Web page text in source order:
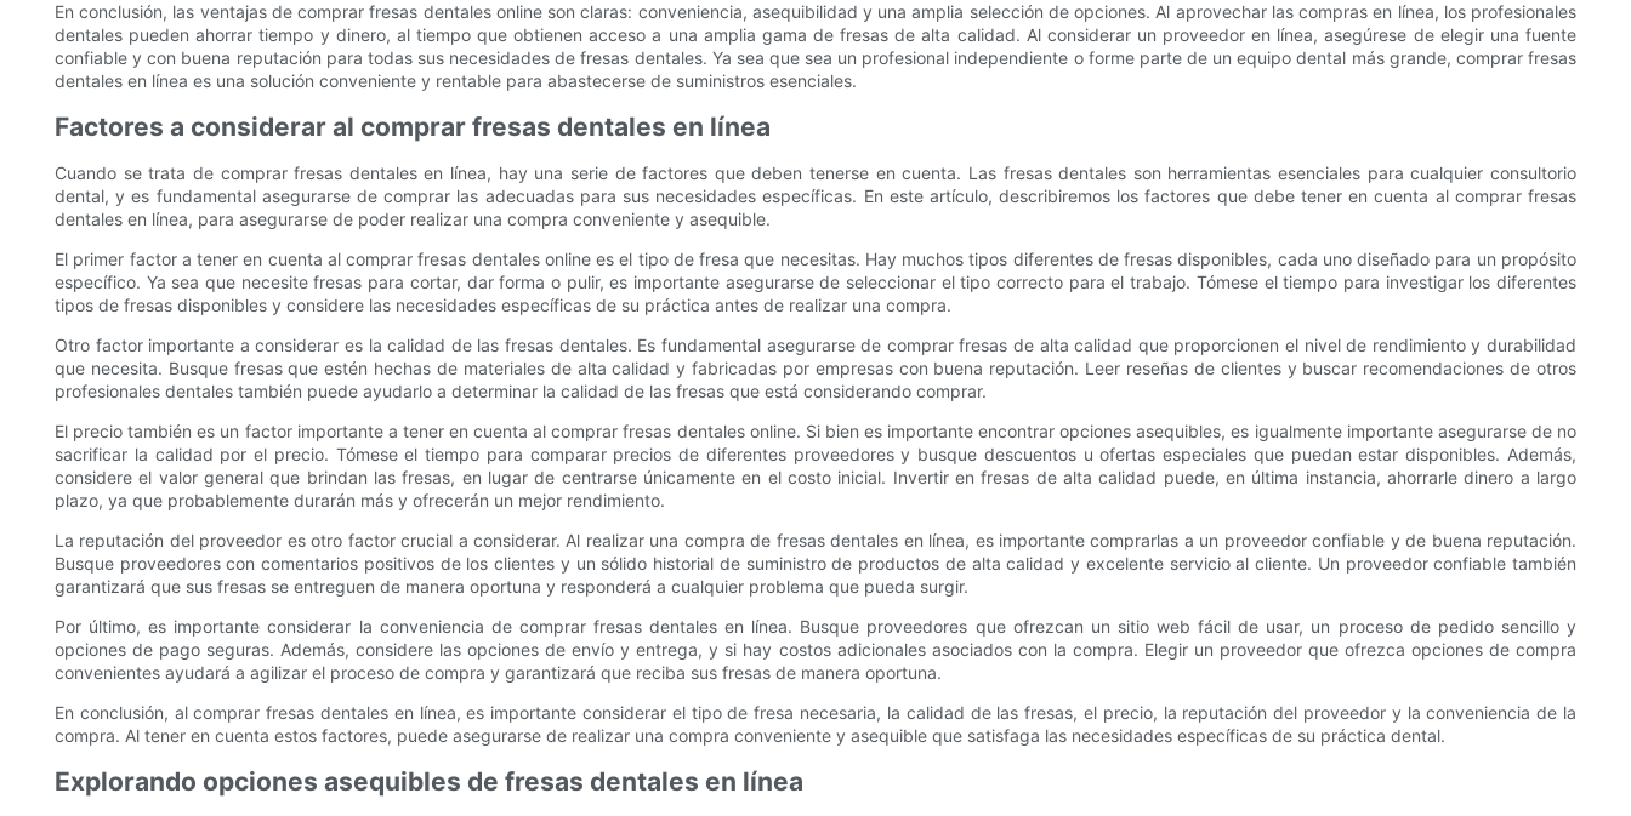
En conclusión, las ventajas de comprar fresas dentales online son claras: conveniencia, asequibilidad y una amplia selección de opciones. Al aprovechar las compras en línea, los profesionales
dentales pueden ahorrar tiempo y dinero, al tiempo que obtienen acceso a una amplia gama de fresas de alta calidad. Al considerar un proveedor en línea, asegúrese de elegir una fuente
confiable y con buena reputación para todas sus necesidades de fresas dentales. Ya sea que sea un profesional independiente o forme parte de un equipo dental más grande, comprar fresas
dentales en línea es una solución conveniente y rentable para abastecerse de suministros esenciales.
Factores a considerar al comprar fresas dentales en línea
Cuando se trata de comprar fresas dentales en línea, hay una serie de factores que deben tenerse en cuenta. Las fresas dentales son herramientas esenciales para cualquier consultorio
dental, y es fundamental asegurarse de comprar las adecuadas para sus necesidades específicas. En este artículo, describiremos los factores que debe tener en cuenta al comprar fresas
dentales en línea, para asegurarse de poder realizar una compra conveniente y asequible.
El primer factor a tener en cuenta al comprar fresas dentales online es el tipo de fresa que necesitas. Hay muchos tipos diferentes de fresas disponibles, cada uno diseñado para un propósito
específico. Ya sea que necesite fresas para cortar, dar forma o pulir, es importante asegurarse de seleccionar el tipo correcto para el trabajo. Tómese el tiempo para investigar los diferentes
tipos de fresas disponibles y considere las necesidades específicas de su práctica antes de realizar una compra.
Otro factor importante a considerar es la calidad de las fresas dentales. Es fundamental asegurarse de comprar fresas de alta calidad que proporcionen el nivel de rendimiento y durabilidad
que necesita. Busque fresas que estén hechas de materiales de alta calidad y fabricadas por empresas con buena reputación. Leer reseñas de clientes y buscar recomendaciones de otros
profesionales dentales también puede ayudarlo a determinar la calidad de las fresas que está considerando comprar.
El precio también es un factor importante a tener en cuenta al comprar fresas dentales online. Si bien es importante encontrar opciones asequibles, es igualmente importante asegurarse de no
sacrificar la calidad por el precio. Tómese el tiempo para comparar precios de diferentes proveedores y busque descuentos u ofertas especiales que puedan estar disponibles. Además,
considere el valor general que brindan las fresas, en lugar de centrarse únicamente en el costo inicial. Invertir en fresas de alta calidad puede, en última instancia, ahorrarle dinero a largo
plazo, ya que probablemente durarán más y ofrecerán un mejor rendimiento.
La reputación del proveedor es otro factor crucial a considerar. Al realizar una compra de fresas dentales en línea, es importante comprarlas a un proveedor confiable y de buena reputación.
Busque proveedores con comentarios positivos de los clientes y un sólido historial de suministro de productos de alta calidad y excelente servicio al cliente. Un proveedor confiable también
garantizará que sus fresas se entreguen de manera oportuna y responderá a cualquier problema que pueda surgir.
Por último, es importante considerar la conveniencia de comprar fresas dentales en línea. Busque proveedores que ofrezcan un sitio web fácil de usar, un proceso de pedido sencillo y
opciones de pago seguras. Además, considere las opciones de envío y entrega, y si hay costos adicionales asociados con la compra. Elegir un proveedor que ofrezca opciones de compra
convenientes ayudará a agilizar el proceso de compra y garantizará que reciba sus fresas de manera oportuna.
En conclusión, al comprar fresas dentales en línea, es importante considerar el tipo de fresa necesaria, la calidad de las fresas, el precio, la reputación del proveedor y la conveniencia de la
compra. Al tener en cuenta estos factores, puede asegurarse de realizar una compra conveniente y asequible que satisfaga las necesidades específicas de su práctica dental.
Explorando opciones asequibles de fresas dentales en línea